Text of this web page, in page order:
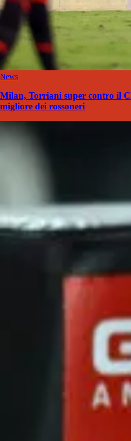
News
Milan, Torriani super contro il
migliore dei rossoneri